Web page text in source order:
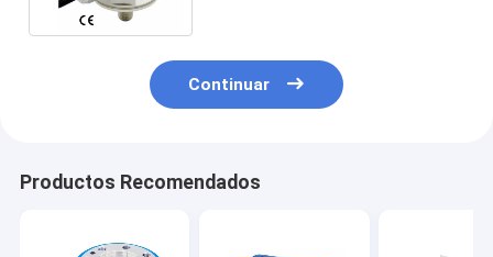
Continuar
Productos Recomendados